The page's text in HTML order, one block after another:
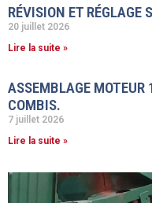
RÉVISION ET RÉGLAGE
20 juillet 2026
Lire la suite »
ASSEMBLAGE
COMBIS.
7 juillet 2026
Lire la suite »